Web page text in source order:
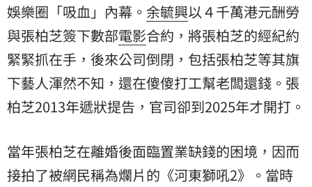
娛樂圈「吸血」內幕。 余毓興以４千萬港元酬勞
與張柏芝簽下數部電影合約，將張柏芝的經紀約
緊緊抓在手，後來公司倒閉，包括張柏芝等其旗
下藝人渾然不知，還在傻傻打工幫老闆還錢。張
柏芝2013年遞狀提告，官司卻到2025年才開打。
當年張柏芝在離婚後面臨置業缺錢的困境，因而
接拍了被網民稱為爛片的《河東獅吼2》。當時